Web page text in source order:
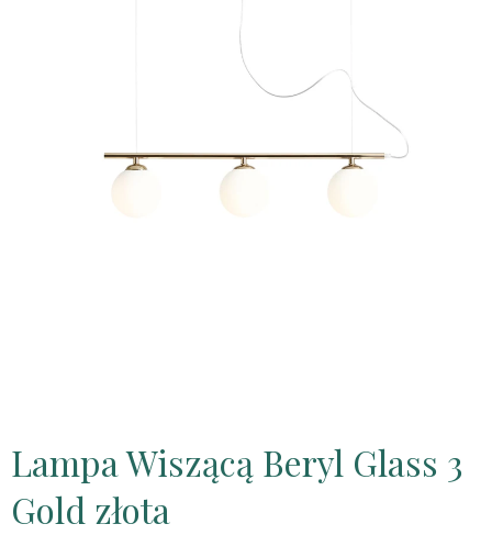
Lampa Wiszącą Beryl Glass 3
Gold złota